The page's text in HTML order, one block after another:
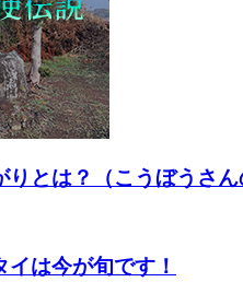
とは？（こうぼうさん
は今が旬です！